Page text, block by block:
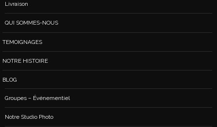
Livraison
QUI SOMMES-NOUS
TEMOIGNAGES
NOTRE HISTOIRE
BLOG
Groupes – Événementiel
Notre Studio Photo